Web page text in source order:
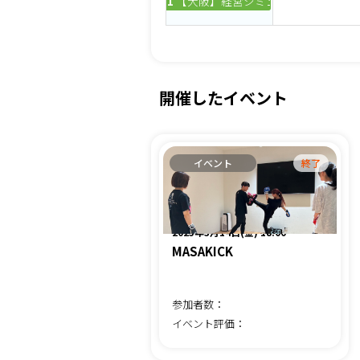
開催したイベント
イベント 終了
2025年3月14日(金) 18:00
MASAKICK
参加者数：
イベント評価：